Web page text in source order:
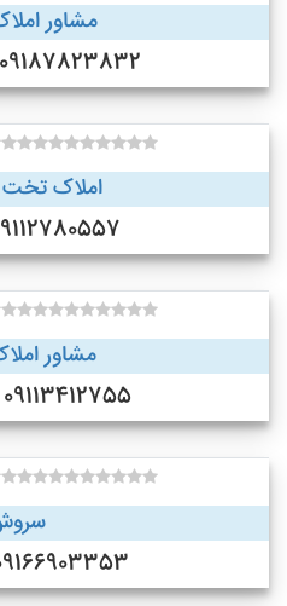
مشاور
09187823832 (کرمانشاه )
املاک
09112780557
مشاور
09113412755 (لاهیجان )
09166903353